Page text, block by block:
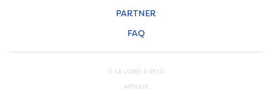
PARTNER
FAQ
© LA LOIRE À VÉLO
APSULIS